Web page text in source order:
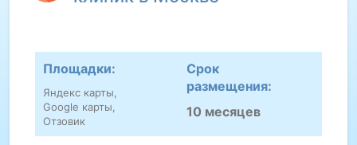
Площадки:
Яндекс карты,
Google карты,
Отзовик
Срок
размещения:
10 месяцев